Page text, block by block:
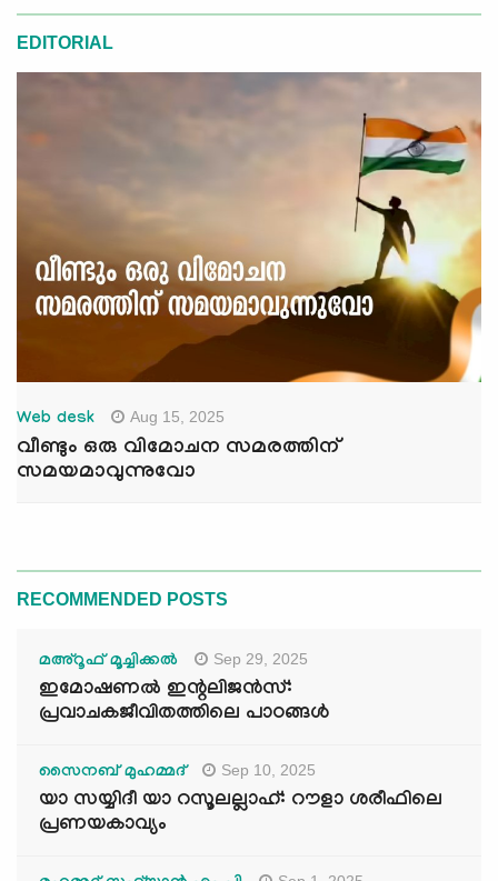
EDITORIAL
Web desk Aug 15, 2025
വീണ്ടും ഒരു വിമോചന സമരത്തിന്
സമയമാവുന്നുവോ
RECOMMENDED POSTS
മഅ്റൂഫ് മൂച്ചിക്കല്‍ Sep 29, 2025
ഇമോഷണൽ ഇന്റലിജൻസ്:
പ്രവാചകജീവിതത്തിലെ പാഠങ്ങൾ
സൈനബ് മുഹമ്മദ് Sep 10, 2025
യാ സയ്യിദീ യാ റസൂലല്ലാഹ്: റൗളാ ശരീഫിലെ
പ്രണയകാവ്യം